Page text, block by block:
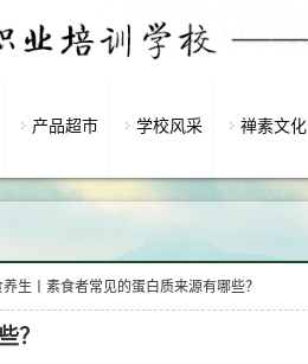
产品超市 学校风采 禅素文化
养生丨素食者常见的蛋白质来源有哪些？
？